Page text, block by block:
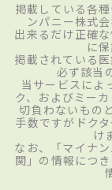
掲載している各
ンパニー株式
出来るだけ正確
に
掲載されている
必ず該当
当サービスによ
ク、およびミー
切負わないもの
手数ですがドク
け
なお、「マイナ
関」の情報につ